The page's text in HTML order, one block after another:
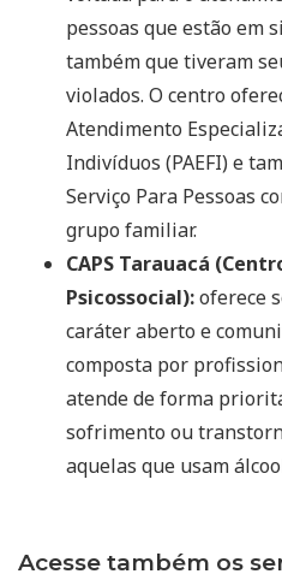
pessoas que estão em
também que tiveram
violados. O centro
Atendimento
Indivíduos (PAEFI) e
Serviço Para Pessoas
grupo familiar.
CAPS Tarauacá
Psicossocial):oferece
caráter aberto e
composta por
atende de forma
sofrimento ou
aquelas que usam
Acesse também os